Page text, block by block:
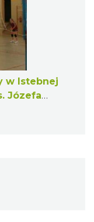
w Istebnej
Józefa